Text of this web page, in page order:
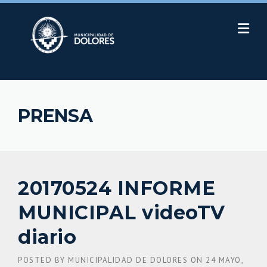
Skip
PRENSA
20170524 INFORME
MUNICIPAL videoTV
diario
POSTED BY MUNICIPALIDAD DE DOLORES ON 24 MAYO,